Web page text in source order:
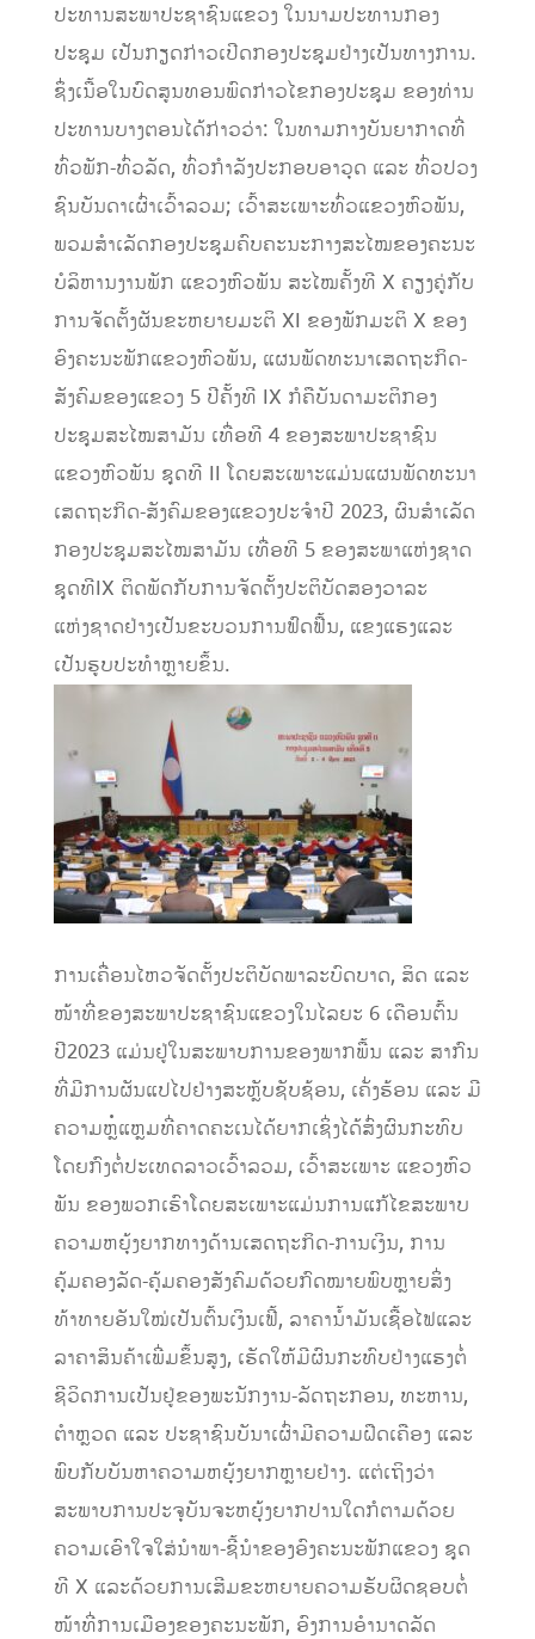
ປະທານສະພາປະຊາຊົນແຂວງ ໃນນາມປະທານກອງ
ປະຊຸມ ເປັນກຽດກ່າວເປີດກອງປະຊຸມຢ່າງເປັນທາງການ.
ຊຶ່ງເນື້ອໃນບົດສູນທອນພົດກ່າວໄຂກອງປະຊຸມ ຂອງທ່ານ
ປະທານບາງຕອນໄດ້ກ່າວວ່າ: ໃນທາມກາງບັນຍາກາດທີ່
ທົ່ວພັກ-ທົ່ວລັດ, ທົ່ວກຳລັງປະກອບອາວຸດ ແລະ ທົ່ວປວງ
ຊົນບັນດາເຜົ່າເວົ້າລວມ; ເວົ້າສະເພາະທົ່ວແຂວງຫົວພັນ,
ພວມສຳເລັດກອງປະຊຸມຄົບຄະນະກາງສະໄໝຂອງຄະນະ
ບໍລິຫານງານພັກ ແຂວງຫົວພັນ ສະໄໝຄັ້ງທີ X ຄຽງຄູ່ກັບ
ການຈັດຕັ້ງຜັນຂະຫຍາຍມະຕິ XI ຂອງພັກມະຕິ X ຂອງ
ອົງຄະນະພັກແຂວງຫົວພັນ, ແຜນພັດທະນາເສດຖະກິດ-
ສັງຄົມຂອງແຂວງ 5 ປີຄັ້ງທີ IX ກໍຄືບັນດາມະຕິກອງ
ປະຊຸມສະໄໝສາມັນ ເທື່ອທີ 4 ຂອງສະພາປະຊາຊົນ
ແຂວງຫົວພັນ ຊຸດທີ II ໂດຍສະເພາະແມ່ນແຜນພັດທະນາ
ເສດຖະກິດ-ສັງຄົມຂອງແຂວງປະຈຳປີ 2023, ຜົນສຳເລັດ
ກອງປະຊຸມສະໄໝສາມັນ ເທື່ອທີ 5 ຂອງສະພາແຫ່ງຊາດ
ຊຸດທີIX ຕິດພັດກັບການຈັດຕັ້ງປະຕິບັດສອງວາລະ
ແຫ່ງຊາດຢ່າງເປັນຂະບວນການຟົດຟື້ນ, ແຂງແຮງແລະ
ເປັນຮູບປະທຳຫຼາຍຂຶ້ນ.
ການເຄື່ອນໄຫວຈັດຕັ້ງປະຕິບັດພາລະບົດບາດ, ສິດ ແລະ
ໜ້າທີ່ຂອງສະພາປະຊາຊົນແຂວງໃນໄລຍະ 6 ເດືອນຕົ້ນ
ປີ2023 ແມ່ນຢູ່ໃນສະພາບການຂອງພາກພື້ນ ແລະ ສາກົນ
ທີ່ມີການຜັນແປໄປຢ່າງສະຫຼັບຊັບຊ້ອນ, ເຄັ່ງຮ້ອນ ແລະ ມີ
ຄວາມຫຼໍ່ແຫຼມທີ່ຄາດຄະເນໄດ້ຍາກເຊິ່ງໄດ້ສົ່ງຜົນກະທົບ
ໂດຍກົງຕໍ່ປະເທດລາວເວົ້າລວມ, ເວົ້າສະເພາະ ແຂວງຫົວ
ພັນ ຂອງພວກເຮົາໂດຍສະເພາະແມ່ນການແກ້ໄຂສະພາບ
ຄວາມຫຍຸ້ງຍາກທາງດ້ານເສດຖະກິດ-ການເງິນ, ການ
ຄຸ້ມຄອງລັດ-ຄຸ້ມຄອງສັງຄົມດ້ວຍກົດໝາຍພົບຫຼາຍສິ່ງ
ທ້າທາຍອັນໃໝ່ເປັນຕົ້ນເງິນເຟີ້, ລາຄານ້ຳມັນເຊື້ອໄຟແລະ
ລາຄາສິນຄ້າເພີ່ມຂຶ້ນສູງ, ເຮັດໃຫ້ມີຜົນກະທົບຢ່າງແຮງຕໍ່
ຊີວິດການເປັນຢູ່ຂອງພະນັກງານ-ລັດຖະກອນ, ທະຫານ,
ຕຳຫຼວດ ແລະ ປະຊາຊົນບັນາເຜົ່າມີຄວາມຝືດເຄືອງ ແລະ
ພົບກັບບັນຫາຄວາມຫຍຸ້ງຍາກຫຼາຍຢ່າງ. ແຕ່ເຖິງວ່າ
ສະພາບການປະຈຸບັນຈະຫຍຸ້ງຍາກປານໃດກໍຕາມດ້ວຍ
ຄວາມເອົາໃຈໃສ່ນຳພາ-ຊີ້ນໍາຂອງອົງຄະນະພັກແຂວງ ຊຸດ
ທີ X ແລະດ້ວຍການເສີມຂະຫຍາຍຄວາມຮັບຜິດຊອບຕໍ່
ໜ້າທີ່ການເມືອງຂອງຄະນະພັກ, ອົງການອຳນາດລັດ